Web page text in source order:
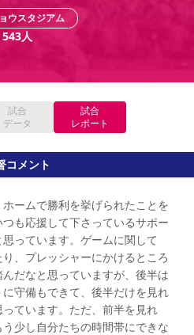
YANMAR HANASAKA STADIUM
サッカースクール
スポーツクラブ
ト イベント
ーツクラブ
ウスタジアム
543人
試合
データ
試合
レポート
コメント
ホームで勝利を挙げられたことを
も応援して下さっているサポー
っています。ゲームに関して
、プレッシャーにかけるところ
だなと思っていますが、後半は
守備もできて、後半だけを見れ
ています。ただ、前半を見れ
少し自分たちの時間帯にできな